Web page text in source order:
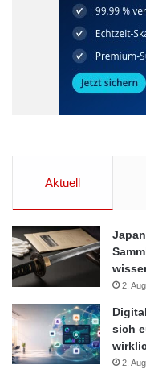
Wochenende.“ Dies
der Banken verwahrte
Vorsicht bei
aktuelle
eigenen vier Wänden
Barren und Münzen
Tresor verschlossen
und die gewählte
Gegenwert
Anschaffungskosten
einen Tresor zu Hause.
1, kann man den Inhalt
Aktuell
2.
sich
2.